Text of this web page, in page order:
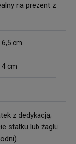
na prezent z
6,5 cm
4 cm
z dedykacją;
statku lub żaglu